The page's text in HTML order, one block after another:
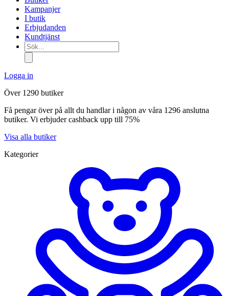
Kampanjer
I butik
Erbjudanden
Kundtjänst
Sök...
Logga in
Över 1290 butiker
Få pengar över på allt du handlar i någon av våra 1296 anslutna
butiker. Vi erbjuder cashback upp till 75%
Visa alla butiker
Kategorier